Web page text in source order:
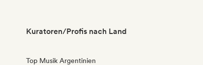
Kuratoren/Profis nach Land
Top Musik Argentinien